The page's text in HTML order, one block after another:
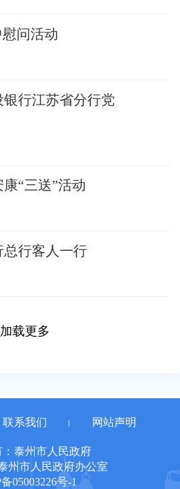
问活动
行江苏省分行党
“三送”活动
行客人一行
加载更多
联系我们 网站声明
：泰州市人民政府
州市人民政府办公室
05003226号-1